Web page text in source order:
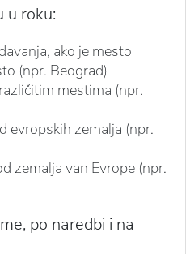
u roku:
ako je mesto
(npr. Beograd)
mestima (npr.
evropskih zemalja (npr.
zemalja van Evrope (npr.
po naredbi i na